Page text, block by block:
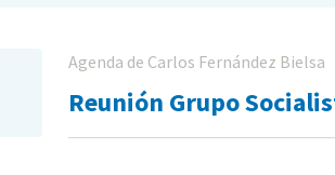
Agenda de Carlos Fernández Bielsa
Reunión Grupo